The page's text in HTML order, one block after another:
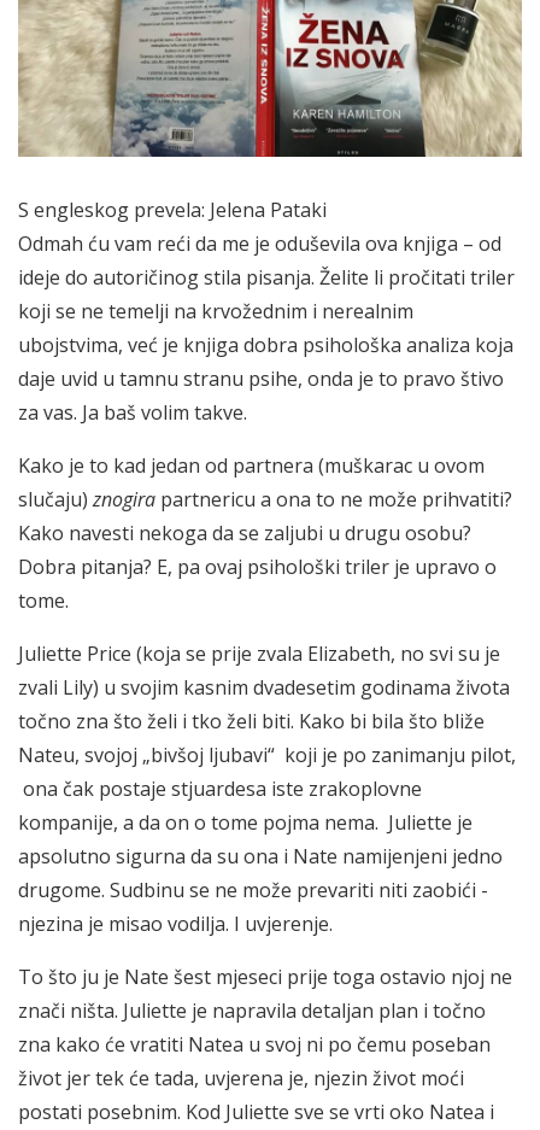
S engleskog prevela: Jelena Pataki
Odmah ću vam reći da me je oduševila ova knjiga – od
ideje do autoričinog stila pisanja. Želite li pročitati triler
koji se ne temelji na krvožednim i nerealnim
ubojstvima, već je knjiga dobra psihološka analiza koja
daje uvid u tamnu stranu psihe, onda je to pravo štivo
za vas. Ja baš volim takve.
Kako je to kad jedan od partnera (muškarac u ovom
slučaju)znogira partnericu a ona to ne može prihvatiti?
Kako navesti nekoga da se zaljubi u drugu osobu?
Dobra pitanja? E, pa ovaj psihološki triler je upravo o
tome.
Juliette Price (koja se prije zvala Elizabeth, no svi su je
zvali Lily) u svojim kasnim dvadesetim godinama života
točno zna što želi i tko želi biti. Kako bi bila što bliže
Nateu, svojoj „bivšoj ljubavi“ koji je po zanimanju pilot,
ona čak postaje stjuardesa iste zrakoplovne
kompanije, a da on o tome pojma nema. Juliette je
apsolutno sigurna da su ona i Nate namijenjeni jedno
drugome. Sudbinu se ne može prevariti niti zaobići -
njezina je misao vodilja. I uvjerenje.
To što ju je Nate šest mjeseci prije toga ostavio njoj ne
znači ništa. Juliette je napravila detaljan plan i točno
zna kako će vratiti Natea u svoj ni po čemu poseban
život jer tek će tada, uvjerena je, njezin život moći
postati posebnim. Kod Juliette sve se vrti oko Natea i